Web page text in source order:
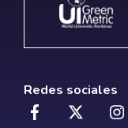
Redes sociales